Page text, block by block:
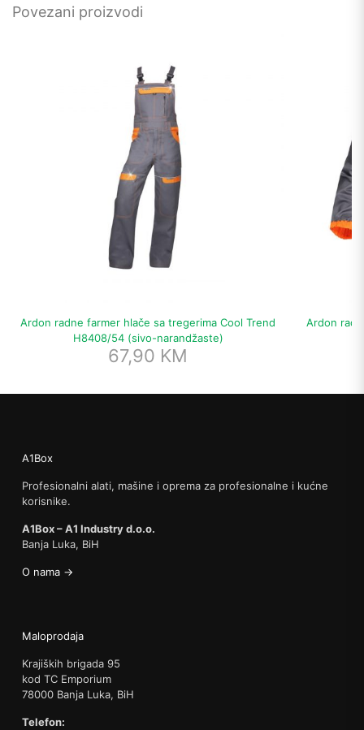
Povezani proizvodi
Ardon radne farmer hlače sa tregerima Cool Trend
H8408/54 (sivo-narandžaste)
67,90 KM
Ardon
A1Box
Profesionalni alati, mašine i oprema za profesionalne i kućne
korisnike.
A1Box – A1 Industry d.o.o.
Banja Luka, BiH
O nama →
Maloprodaja
Krajiških brigada 95
kod TC Emporium
78000 Banja Luka, BiH
Telefon: